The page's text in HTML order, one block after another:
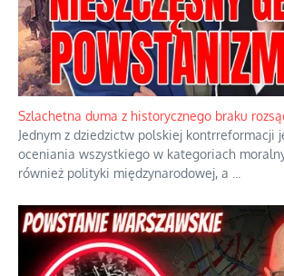
Szlachetna duma z historycznego braku
Jednym z dziedzictw polskiej kontrreformacji
oceniania wszystkiego w kategoriach
również polityki międzynarodowej, a